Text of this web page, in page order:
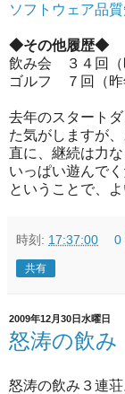
ソフトウェア品
◆その他履歴◆
飲み会 ３４回
ゴルフ ７回（
去年のスタート
た気がしますが
直に、継続は力
いっぱい遊んでく
ということで、よ
時刻: 17:37:00 0
共有
2009年12月30日水曜日
怒涛の飲み
怒涛の飲み３連荘